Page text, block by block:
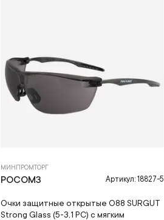
МИНПРОМТОРГ
РОСОМЗ Артикул: 18827-5
Очки защитные открытые О88 SURGUT
Strong Glass (5-3,1 РС) с мягким